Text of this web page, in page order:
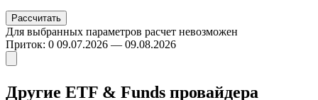
Для выбранных параметров расчет невозможен
Приток: 0 09.07.2026 — 09.08.2026
Другие ETF & Funds провайдера